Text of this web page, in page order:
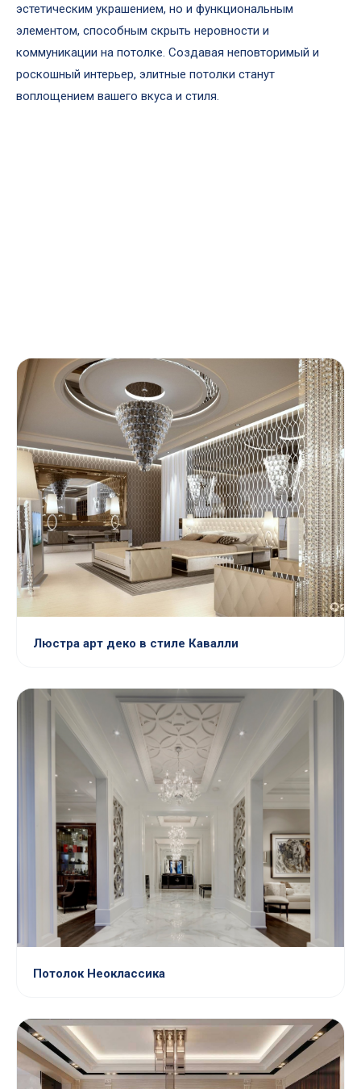
эстетическим украшением, но и функциональным
элементом, способным скрыть неровности и
коммуникации на потолке. Создавая неповторимый и
роскошный интерьер, элитные потолки станут
воплощением вашего вкуса и стиля.
Люстра арт деко в стиле Кавалли
Потолок Неоклассика